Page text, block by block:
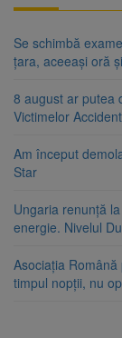
Se schimbă
țara, aceeași oră
8 august ar putea
Victimelor
Am început
Star
Ungaria renunță
energie. Nivelul
Asociația
timpul nopții, nu